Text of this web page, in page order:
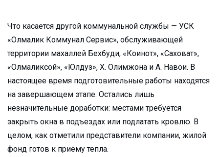
Что касается другой коммунальной службы — УСК
«Олмалик Коммунал Сервис», обслуживающей
территории махаллей Бехбуди, «Коинот», «Саховат»,
«Олмаликсой», «Юлдуз», Х. Олимжона и А. Навои. В
настоящее время подготовительные работы находятся
на завершающем этапе. Остались лишь
незначительные доработки: местами требуется
закрыть окна в подъездах или подлатать кровлю. В
целом, как отметили представители компании, жилой
фонд готов к приёму тепла.